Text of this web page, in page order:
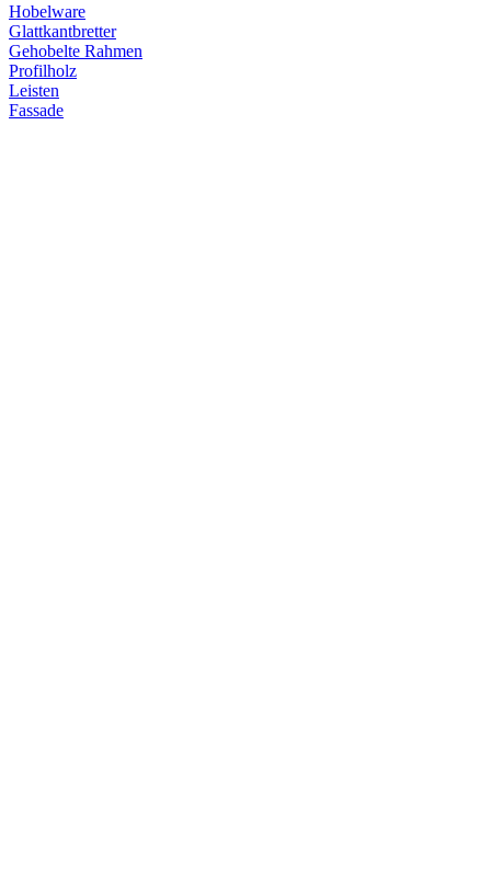
Hobelware
Glattkantbretter
Gehobelte Rahmen
Profilholz
Leisten
Fassade